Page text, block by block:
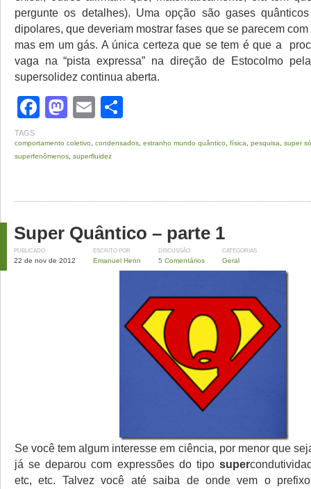
pergunte os detalhes). Uma opção são gases
dipolares, que deveriam mostrar fases que se parecem
mas em um gás. A única certeza que se tem é que a
vaga na “pista expressa” na direção de Estocolmo
supersolidez continua aberta.
Facebook
Mastodon
Email
TAGS
comportamento coletivo condensados estranho mundo quântico física pesquisa
super
superfenômenos superfluidez
Super Quântico – parte 1
PUBLICADO
22 de nov de 2012
ESCRITO POR
Emanuel Henn
DISCUSSÃO
5 Comentários
CATEGORIAS
Geral
Se você tem algum interesse em ciência, por menor que
já se deparou com expressões do tipo super
etc, etc. Talvez você até saiba de onde vem o